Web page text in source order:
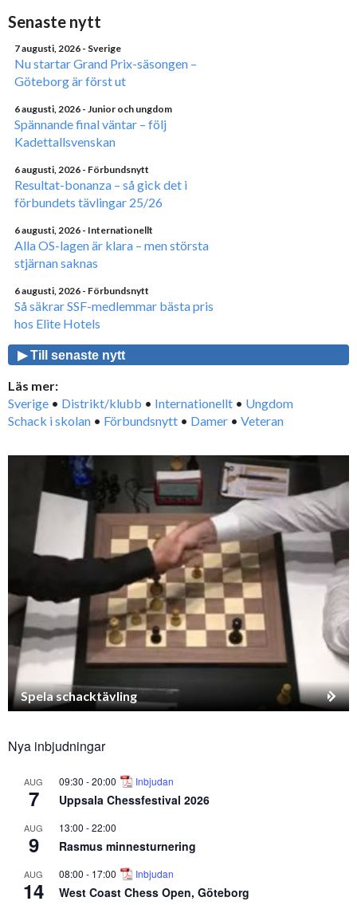
Senaste nytt
7 augusti, 2026 - Sverige
Nu startar Grand Prix-säsongen –
Göteborg är först ut
6 augusti, 2026 - Junior och ungdom
Spännande final väntar – följ
Kadettallsvenskan
6 augusti, 2026 - Förbundsnytt
Resultat-bonanza – så gick det i
förbundets tävlingar 25/26
6 augusti, 2026 - Internationellt
Alla OS-lagen är klara – men största
stjärnan saknas
6 augusti, 2026 - Förbundsnytt
Så säkrar SSF-medlemmar bästa pris
hos Elite Hotels
▶ Till senaste nytt
Läs mer:
Sverige • Distrikt/klubb • Internationellt • Ungdom
Schack i skolan • Förbundsnytt • Damer • Veteran
Spela schacktävling
Nya inbjudningar
AUG
7
09:30 -20:00 Inbjudan
Uppsala Chessfestival 2026
AUG
9
13:00 -22:00
Rasmus minnesturnering
AUG
14
08:00 - 17:00 Inbjudan
West Coast Chess Open, Göteborg